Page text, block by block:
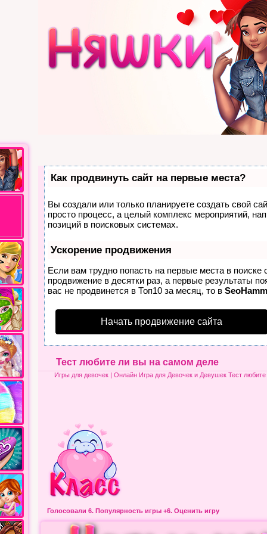
Как продвинуть сайт на первые места?
Вы создали или только планируете создать свой
просто процесс, а целый комплекс мероприятий,
позиций в поисковых системах.
Ускорение продвижения
Если вам трудно попасть на первые места в
продвижение в десятки раз, а первые результаты
вас не продвинется в Топ10 за месяц, то в
Начать продвижение сайта
Тест любите ли вы на самом деле
Игры для девочек| Онлайн Игра для Девочек и Девушек Тест
Голосовали 6. Популярность игры +6. Оценить игру